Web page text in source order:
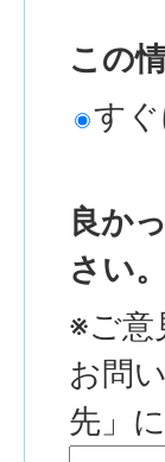
この
す
良か
さい
※ご意
お問
先」